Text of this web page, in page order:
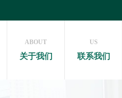
ABOUT
关于我们
US
联系我们